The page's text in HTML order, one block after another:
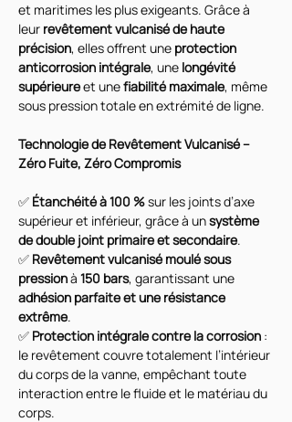
et maritimes les plus exigeants. Grâce à
leur revêtement vulcanisé de haute
précision, elles offrent une protection
anticorrosion intégrale, une longévité
supérieure et une fiabilité maximale, même
sous pression totale en extrémité de ligne.
Technologie de Revêtement Vulcanisé –
Zéro Fuite, Zéro Compromis
✅ Étanchéité à 100 % sur les joints d’axe
supérieur et inférieur, grâce à un système
de double joint primaire et secondaire.
✅ Revêtement vulcanisé moulé sous
pression à 150 bars, garantissant une
adhésion parfaite et une résistance
extrême.
✅ Protection intégrale contre la corrosion :
le revêtement couvre totalement l’intérieur
du corps de la vanne, empêchant toute
interaction entre le fluide et le matériau du
corps.